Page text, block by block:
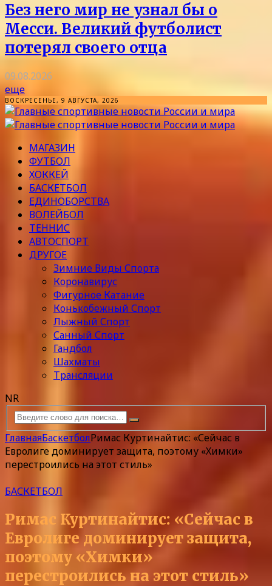
Без него мир не узнал бы о
Месси. Великий футболист
потерял своего отца
09.08.2026
еще
ВОСКРЕСЕНЬЕ, 9 АВГУСТА, 2026
МАГАЗИН
ФУТБОЛ
ХОККЕЙ
БАСКЕТБОЛ
ЕДИНОБОРСТВА
ВОЛЕЙБОЛ
ТЕННИС
АВТОСПОРТ
ДРУГОЕ
Зимние Виды Спорта
Коронавирус
Фигурное Катание
Конькобежный Спорт
Лыжный Спорт
Санный Спорт
Гандбол
Шахматы
Трансляции
NR
ГлавнаяБаскетболРимас Куртинайтис: «Сейчас в
Евролиге доминирует защита, поэтому «Химки»
перестроились на этот стиль»
БАСКЕТБОЛ
Римас Куртинайтис: «Сейчас в
Евролиге доминирует защита,
поэтому «Химки»
перестроились на этот стиль»